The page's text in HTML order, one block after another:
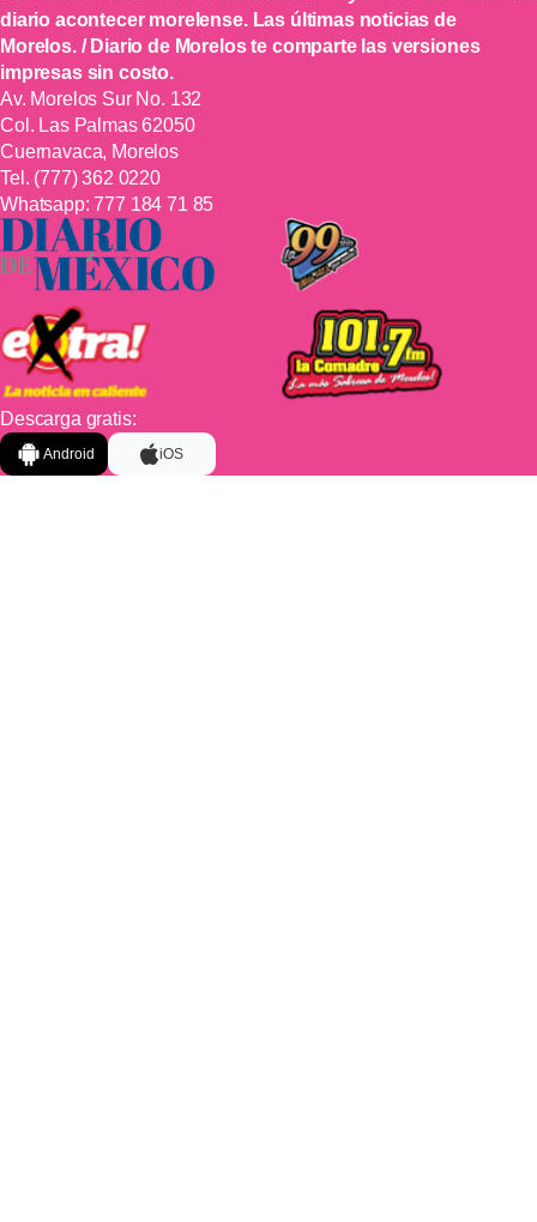
diario acontecer morelense. Las últimas noticias de
Morelos. / Diario de Morelos te comparte las versiones
impresas sin costo.
Av. Morelos Sur No. 132
Col. Las Palmas 62050
Cuernavaca, Morelos
Tel. (777) 362 0220
Whatsapp:777 184 71 85
Descarga gratis:
Android iOS